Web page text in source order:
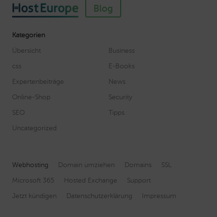
Blog
Kategorien
Übersicht
Business
css
E-Books
Expertenbeiträge
News
Online-Shop
Security
SEO
Tipps
Uncategorized
Webhosting Domain umziehen Domains
SSL
Microsoft 365
Hosted Exchange
Support
Jetzt kündigen
Datenschutzerklärung Impressum